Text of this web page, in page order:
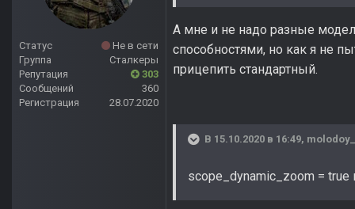
Статус
Не в сети
Группа
Сталкеры
Репутация
303
Сообщений
360
Регистрация
28.07.2020
А мне и не надо разные
способностями, но как я не
прицепить стандартный.
В 15.10.2020 в 16:49,
scope_dynamic_zoom =